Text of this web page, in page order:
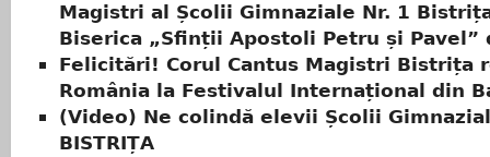
Magistri al Școlii Gimnaziale Nr. 1
Biserica „Sfinții Apostoli Petru și Pavel”
Felicitări! Corul Cantus Magistri Bistrița
România la Festivalul Internațional din
(Video) Ne colindă elevii Școlii
BISTRIȚA